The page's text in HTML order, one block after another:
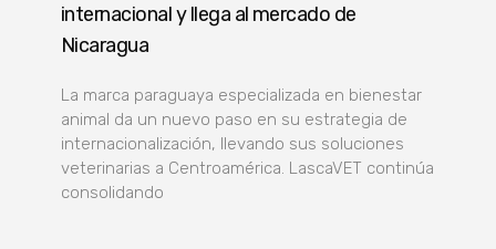
internacional y llega al mercado de
Nicaragua
La marca paraguaya especializada en bienestar
animal da un nuevo paso en su estrategia de
internacionalización, llevando sus soluciones
veterinarias a Centroamérica. LascaVET continúa
consolidando